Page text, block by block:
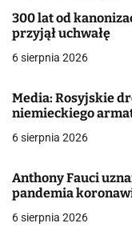
a
c
a
w
i
s
300 lat od
przyjął uchwałę
6 sierpnia 2026
Media: Rosyjskie
niemieckiego
6 sierpnia 2026
Anthony Fauci
pandemia
6 sierpnia 2026